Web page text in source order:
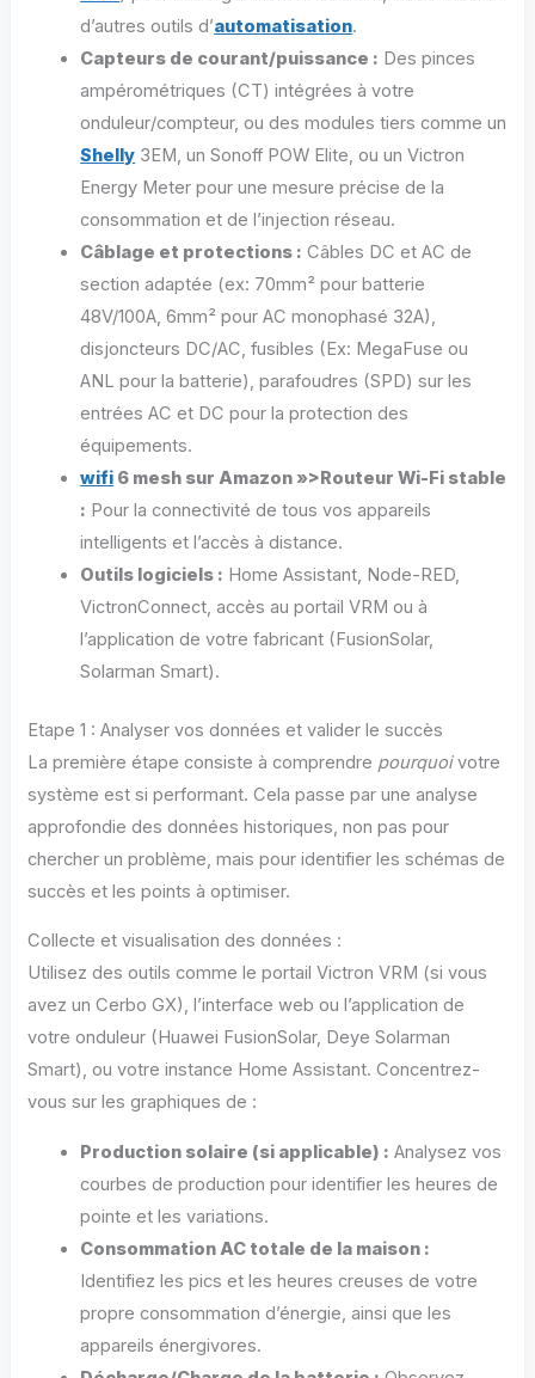
d’autres outils d’automatisation.
Capteurs de courant/puissance : Des pinces
ampérométriques (CT) intégrées à votre
onduleur/compteur, ou des modules tiers comme un
Shelly 3EM, un Sonoff POW Elite, ou un Victron
Energy Meter pour une mesure précise de la
consommation et de l’injection réseau.
Câblage et protections : Câbles DC et AC de
section adaptée (ex: 70mm² pour batterie
48V/100A, 6mm² pour AC monophasé 32A),
disjoncteurs DC/AC, fusibles (Ex: MegaFuse ou
ANL pour la batterie), parafoudres (SPD) sur les
entrées AC et DC pour la protection des
équipements.
wifi 6 mesh sur Amazon »>Routeur Wi-Fi stable
: Pour la connectivité de tous vos appareils
intelligents et l’accès à distance.
Outils logiciels : Home Assistant, Node-RED,
VictronConnect, accès au portail VRM ou à
l’application de votre fabricant (FusionSolar,
Solarman Smart).
Etape 1 : Analyser vos données et valider le succès
La première étape consiste à comprendre pourquoivotre
système est si performant. Cela passe par une analyse
approfondie des données historiques, non pas pour
chercher un problème, mais pour identifier les schémas de
succès et les points à optimiser.
Collecte et visualisation des données :
Utilisez des outils comme le portail Victron VRM (si vous
avez un Cerbo GX), l’interface web ou l’application de
votre onduleur (Huawei FusionSolar, Deye Solarman
Smart), ou votre instance Home Assistant. Concentrez-
vous sur les graphiques de :
Production solaire (si applicable) : Analysez vos
courbes de production pour identifier les heures de
pointe et les variations.
Consommation AC totale de la maison :
Identifiez les pics et les heures creuses de votre
propre consommation d’énergie, ainsi que les
appareils énergivores.